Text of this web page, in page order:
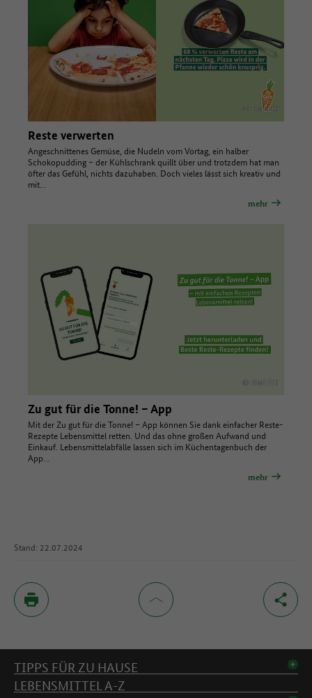
© BMLEH
Reste verwerten
Angeschnittenes Gemüse, die Nudeln vom Vortag, ein halber
Schokopudding – der Kühlschrank quillt über und trotzdem hat man
öfter das Gefühl, nichts dazuhaben. Doch vieles lässt sich kreativ und
mit…
mehr
© BMLEH
Zu gut für die Tonne! – App
Mit der Zu gut für die Tonne! – App können Sie dank einfacher Reste-
Rezepte Lebensmittel retten. Und das ohne großen Aufwand und
Einkauf. Lebensmittelabfälle lassen sich im Küchentagenbuch der
App…
mehr
Stand: 22.07.2024
Inhaltsverzeichnis
TIPPS FÜR ZU HAUSE
LEBENSMITTEL A-Z